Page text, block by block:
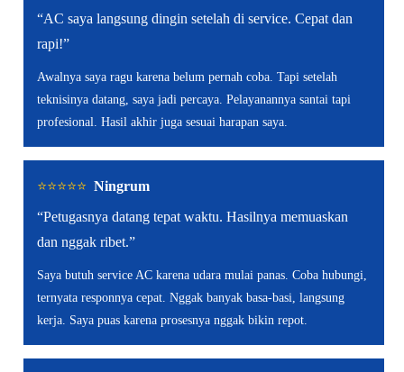
“AC saya langsung dingin setelah di service. Cepat dan
rapi!”
Awalnya saya ragu karena belum pernah coba. Tapi setelah
teknisinya datang, saya jadi percaya. Pelayanannya santai tapi
profesional. Hasil akhir juga sesuai harapan saya.
⭐️⭐️⭐️⭐️⭐️ Ningrum
“Petugasnya datang tepat waktu. Hasilnya memuaskan
dan nggak ribet.”
Saya butuh service AC karena udara mulai panas. Coba hubungi,
ternyata responnya cepat. Nggak banyak basa-basi, langsung
kerja. Saya puas karena prosesnya nggak bikin repot.